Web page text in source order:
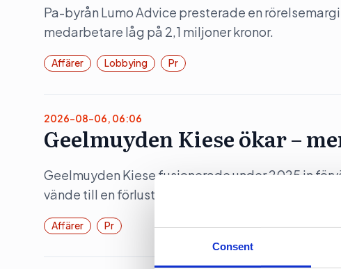
Consent
Pa-byrån Lumo Advice presterade en
medarbetare låg på 2,1 miljoner kronor.
Affärer Lobbying Pr
2026-08-06, 06:06
Geelmuyden Kiese ökar –
Geelmuyden Kiese fusionerade under 2025 in
vände till en förlust.
Affärer Pr